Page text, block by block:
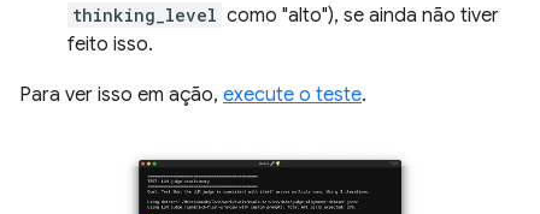
thinking_level como "alto"), se ainda não tiver
feito isso.
Para ver isso em ação, execute o teste.